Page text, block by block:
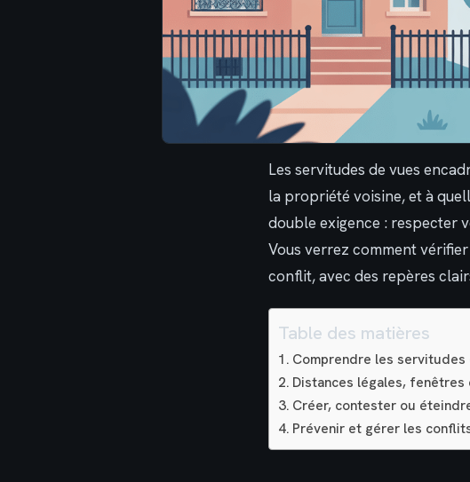
Les servitudes de vues
la propriété voisine, et à
double exigence : respecter
Vous verrez comment
conflit, avec des repères
Table des matières
Comprendre les
Distances légales,
Créer, contester ou
Prévenir et gérer les